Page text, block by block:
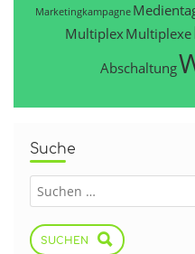
Marketingkampagne
MultiplexMultiplexe
Abschaltung
Suche
SUCHEN